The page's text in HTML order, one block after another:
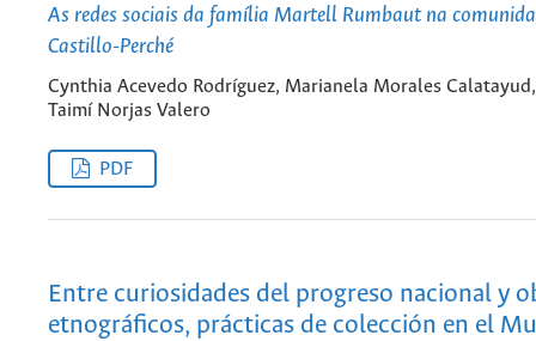
As redes sociais da família Martell Rumbaut na
Castillo-Perché
Cynthia Acevedo Rodríguez, Marianela Morales Calatayud,
Taimí Norjas Valero
PDF
Entre curiosidades del progreso nacional y
etnográficos, prácticas de colección en el